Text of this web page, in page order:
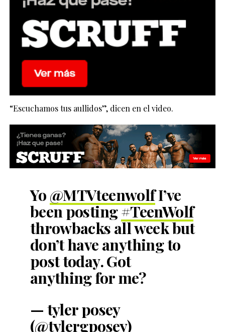
“Escuchamos tus aullidos”, dicen en el video.
Yo@MTVteenwolfI’ve
been posting#TeenWolf
throwbacks all week but
don’t have anything to
post today. Got
anything for me?
— tyler posey
(@tylergposey)